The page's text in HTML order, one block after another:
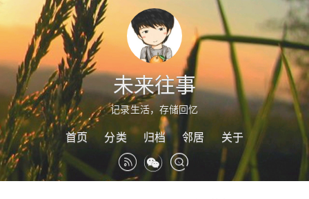
未来往事
记录生活，存储回忆
首页 分类 归档 邻居 关于